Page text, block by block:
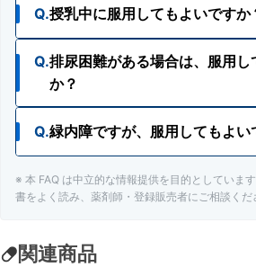
A.妊婦又は妊娠していると思わ
剤師又は登録販売者にご相談く
Q.授乳中に服用してもよいですか
A.授乳中の人は、服用をさけるか
授乳をさけてください。
Q.排尿困難がある場合は、服用し
か？
A.排尿困難の人は、医師、薬剤
ご相談ください。
Q.緑内障ですが、服用してもよい
A.緑内障の人は、医師、薬剤師
相談ください。
※ 本 FAQ は中立的な情報提供を目的としていま
書をよく読み、薬剤師・登録販売者にご相談くだ
関連商品